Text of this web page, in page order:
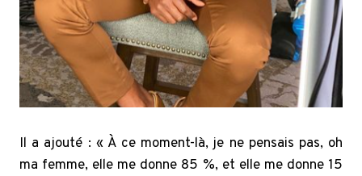
Il a ajouté : « À ce moment-là, je ne pensais pas, oh
ma femme, elle me donne 85 %, et elle me donne 15